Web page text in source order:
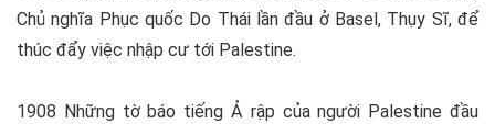
Chủ nghĩa Phục quốc Do Thái lần đầu ở Basel, Thụy Sĩ, để
thúc đẩy việc nhập cư tới Palestine.
1908 Những tờ báo tiếng Ả rập của người Palestine đầu